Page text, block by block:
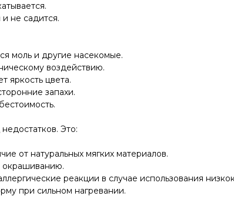
не садится.
моль и другие насекомые.
воздействию.
яркость цвета.
запахи.
Это:
от натуральных мягких материалов.
реакции в случае использования
при сильном нагревании.